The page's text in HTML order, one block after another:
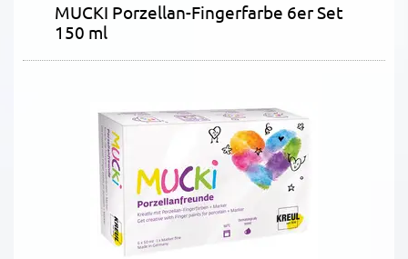
MUCKI Porzellan-Fingerfarbe 6er Set
150 ml